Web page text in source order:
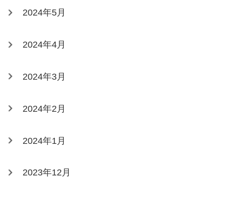
2024年5月
2024年4月
2024年3月
2024年2月
2024年1月
2023年12月